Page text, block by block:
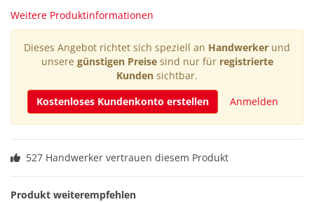
Weitere Produktinformationen
Dieses Angebot richtet sich speziell an Handwerker und
unsere günstigen Preisesind nur für registrierte
Kunden sichtbar.
Kostenloses Kundenkonto erstellen
Anmelden
527 Handwerker vertrauen diesem Produkt
Produkt weiterempfehlen